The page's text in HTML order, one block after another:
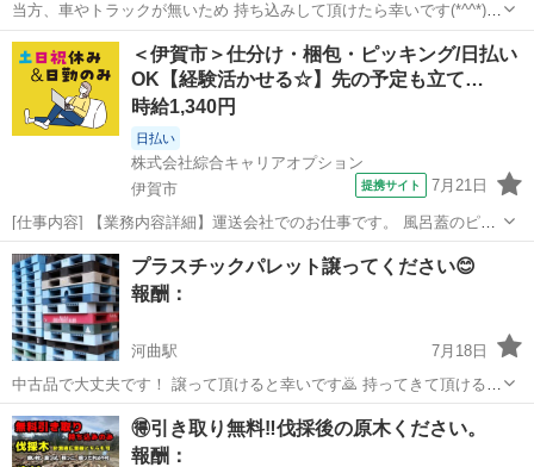
当方、車やトラックが無いため 持ち込みして頂けたら幸いです(*^^*)
造園屋さん便利屋さんからは 助かります！との声掛け頂きました！ 納
屋を片付けたら出てきた木材や 伐採後の伐採木(針葉樹や広葉樹) 処分
に困ってる方！ ...
三重 四日市市 河曲駅 買いたい/ください
＜伊賀市＞仕分け・梱包・ピッキング/日払い
OK【経験活かせる☆】先の予定も立て…
時給1,340円
日払い
株式会社綜合キャリアオプション
伊賀市
提携サイト 7月21日
[仕事内容] 【業務内容詳細】運送会社でのお仕事です。 風呂蓋のピッ
キングを任せいたします。 【取扱製品情報】風呂蓋 。＋お仕事探しは
コンシェルスタッフにおまかせ＋。 あなたのお仕事探しをしっかりサ
ポート！ たとえば… ...
三重 伊賀市
プラスチックパレット譲ってください😊
報酬：
河曲駅
7月18日
中古品で大丈夫です！ 譲って頂けると幸いです🙇 持ってきて頂けると
助かります その分大量に引き取れます！ 1度メッセージください😊
三重 四日市市 河曲駅 買いたい/ください
🉐引き取り無料‼️伐採後の原木ください。
報酬：